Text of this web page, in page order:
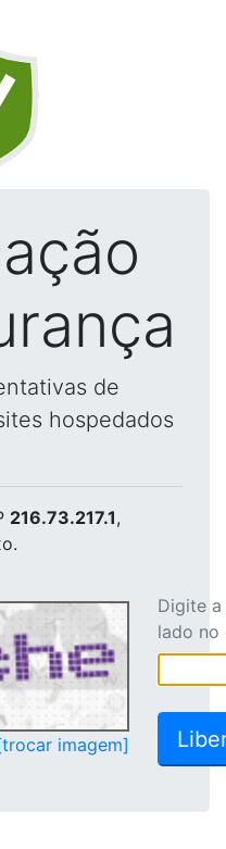
de
hospedados
216.73.217.1,
imagem]
Digite
lado no